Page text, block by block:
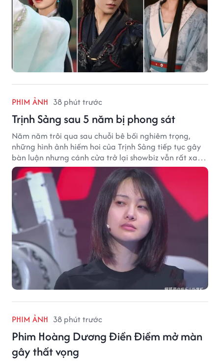
PHIM ẢNH 38 phút trước
Trịnh Sảng sau 5 năm bị phong sát
Năm năm trôi qua sau chuỗi bê bối nghiêm trọng,
những hình ảnh hiếm hoi của Trịnh Sảng tiếp tục gây
bàn luận nhưng cánh cửa trở lại showbiz vẫn rất xa
vời.
PHIM ẢNH 38 phút trước
Phim Hoàng Dương Điền Điềm mở màn
gây thất vọng